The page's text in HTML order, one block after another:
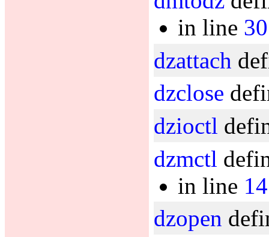
in line
dzattach
dzclose
dzioctl
dzmctl
in line
dzopen